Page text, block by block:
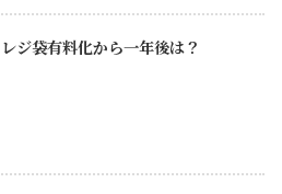
レジ袋有料化から一年後は？